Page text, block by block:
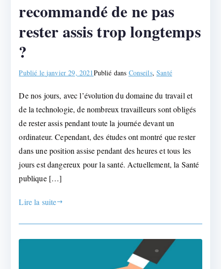
recommandé de ne pas
rester assis trop longtemps
?
Publié lejanvier 29, 2021Publié dans Conseils,Santé
De nos jours, avec l’évolution du domaine du travail et
de la technologie, de nombreux travailleurs sont obligés
de rester assis pendant toute la journée devant un
ordinateur. Cependant, des études ont montré que rester
dans une position assise pendant des heures et tous les
jours est dangereux pour la santé. Actuellement, la Santé
publique […]
Lire la suite